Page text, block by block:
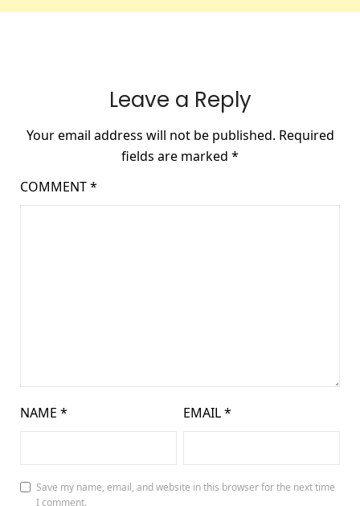
Leave a Reply
Your email address will not be published. Required
fields are marked *
COMMENT*
NAME * EMAIL*
Save my name, email, and website in this browser for the next time
I comment.